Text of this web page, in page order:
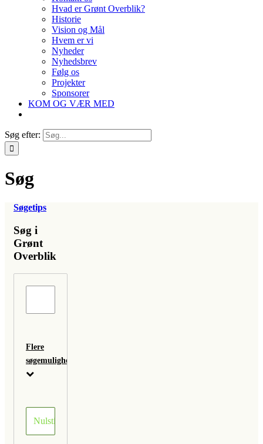
Hvad er Grønt Overblik?
Historie
Vision og Mål
Hvem er vi
Nyheder
Nyhedsbrev
Følg os
Projekter
Sponsorer
KOM OG VÆR MED
Søg efter:
Søg
Søgetips
Søg i
Grønt
Overblik
Flere
søgemuligheder